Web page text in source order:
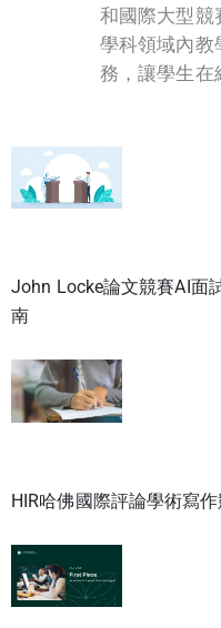
和國際大型競
學科領域內教
務，讓學生在
John Locke論文競賽AI面
南
HIR哈佛國際評論學術寫